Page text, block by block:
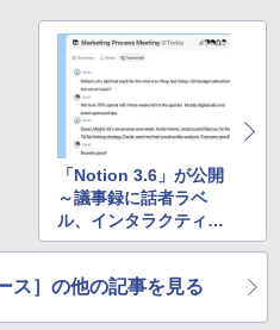
「Notion 3.6」が公開
～議事録に話者ラベ
ル、インタラクティブ
なHTMLブロック追
ス］の他の記事を見る